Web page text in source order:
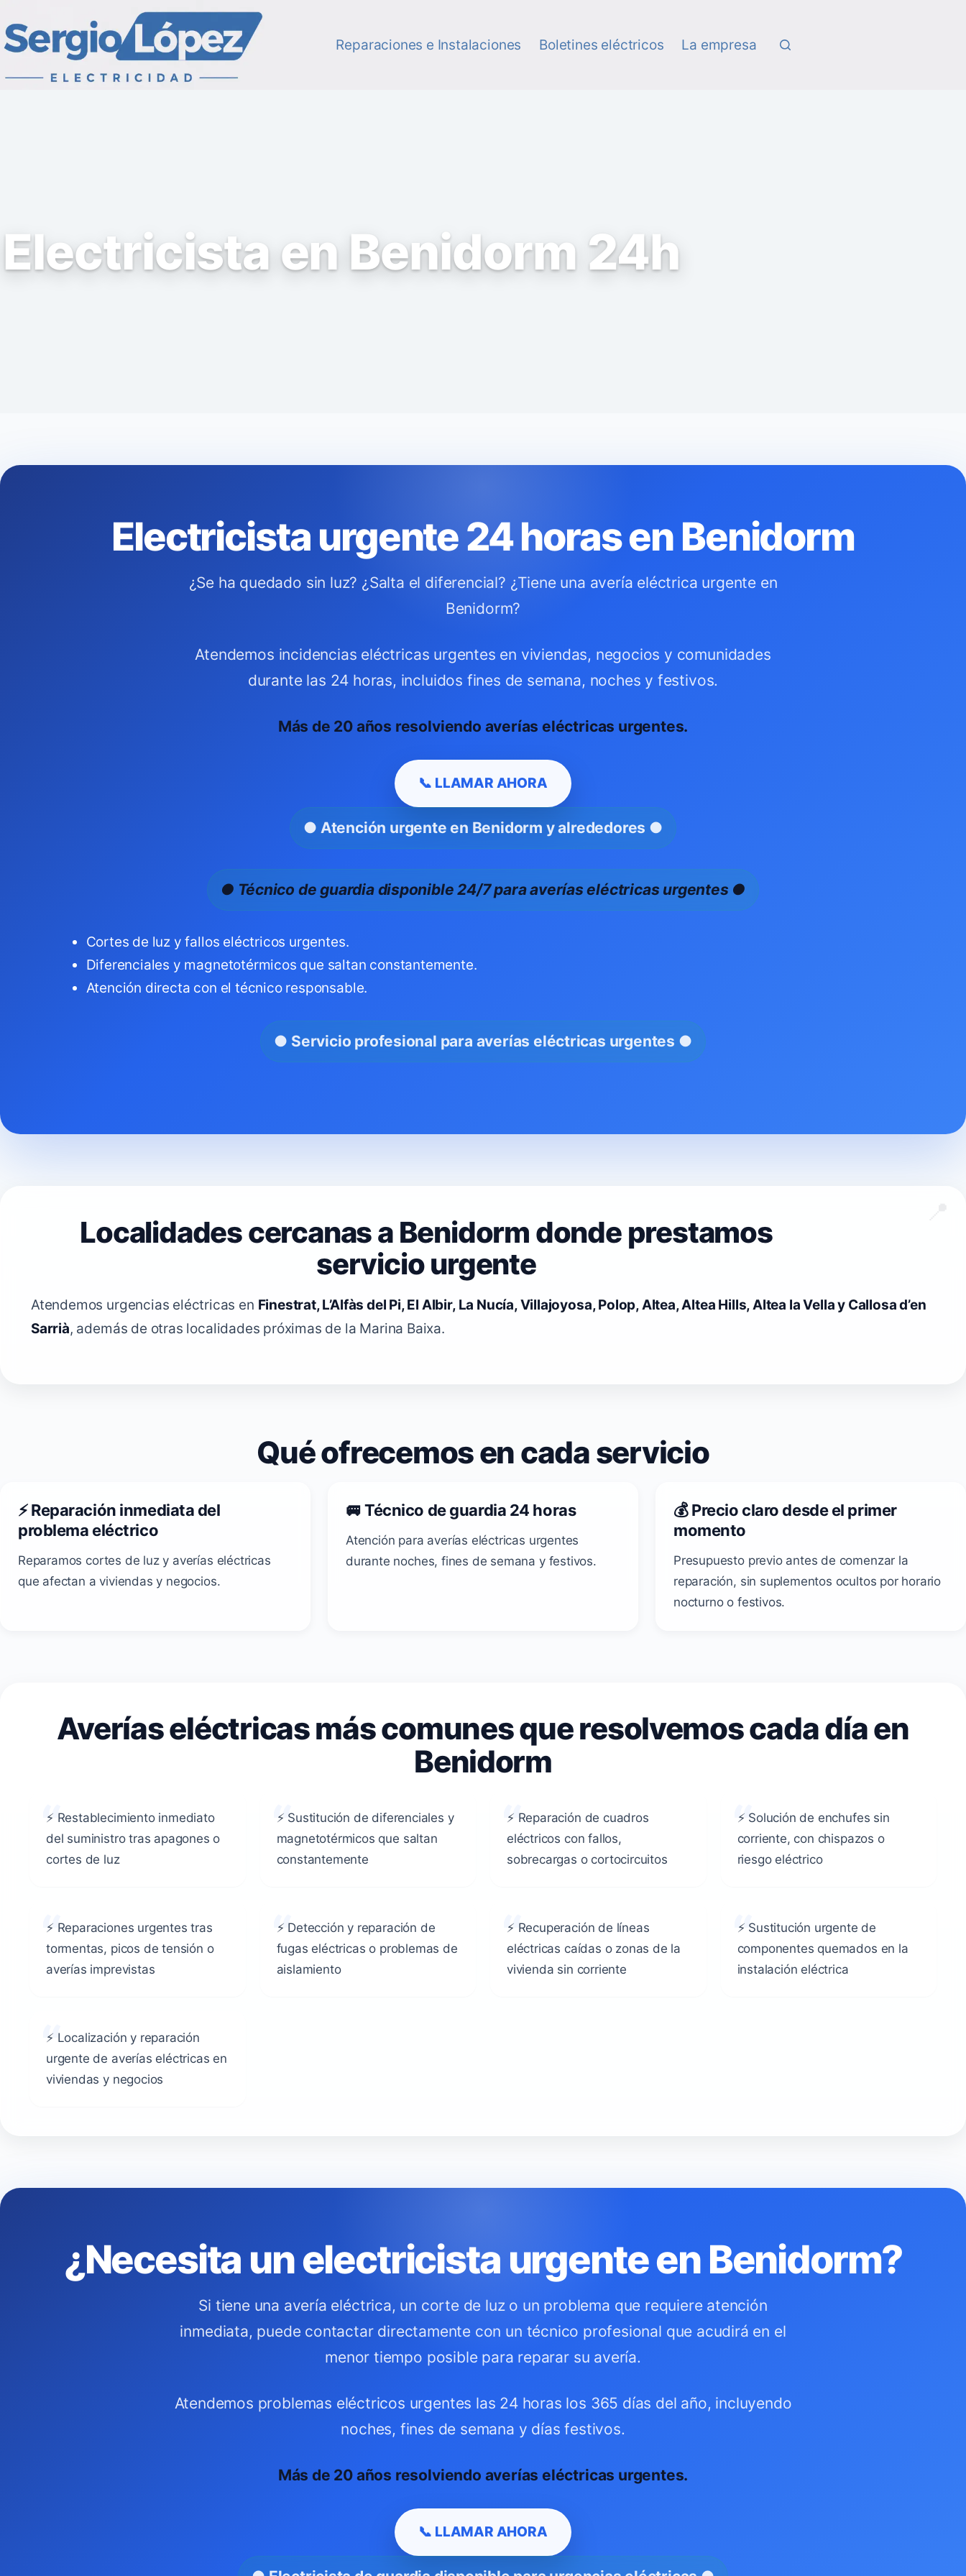
Reparaciones e Instalaciones Boletines eléctricos La empresa
Electricista en Benidorm 24h
Electricista urgente 24 horas en Benidorm
¿Se ha quedado sin luz? ¿Salta el diferencial? ¿Tiene una avería eléctrica urgente en
Benidorm?
Atendemos incidencias eléctricas urgentes en viviendas, negocios y comunidades
durante las 24 horas, incluidos fines de semana, noches y festivos.
Más de 20 años resolviendo averías eléctricas urgentes.
📞 LLAMAR AHORA
● Atención urgente en Benidorm y alrededores ●
● Técnico de guardia disponible 24/7 para averías eléctricas urgentes ●
Cortes de luz y fallos eléctricos urgentes.
Diferenciales y magnetotérmicos que saltan constantemente.
Atención directa con el técnico responsable.
● Servicio profesional para averías eléctricas urgentes ●
Localidades cercanas a Benidorm donde prestamos
servicio urgente
Atendemos urgencias eléctricas en Finestrat, L’Alfàs del Pi, El Albir, La Nucía, Villajoyosa, Polop, Altea, Altea Hills, Altea la Vella y Callosa d’en
Sarrià, además de otras localidades próximas de la Marina Baixa.
Qué ofrecemos en cada servicio
⚡ Reparación inmediata del
problema eléctrico
Reparamos cortes de luz y averías eléctricas
que afectan a viviendas y negocios.
🚐 Técnico de guardia 24 horas
Atención para averías eléctricas urgentes
durante noches, fines de semana y festivos.
💰 Precio claro desde el primer
momento
Presupuesto previo antes de comenzar la
reparación, sin suplementos ocultos por horario
nocturno o festivos.
Averías eléctricas más comunes que resolvemos cada día en
Benidorm
⚡ Restablecimiento inmediato
del suministro tras apagones o
cortes de luz
⚡ Sustitución de diferenciales y
magnetotérmicos que saltan
constantemente
⚡ Reparación de cuadros
eléctricos con fallos,
sobrecargas o cortocircuitos
⚡ Solución de enchufes sin
corriente, con chispazos o
riesgo eléctrico
⚡ Reparaciones urgentes tras
tormentas, picos de tensión o
averías imprevistas
⚡ Detección y reparación de
fugas eléctricas o problemas de
aislamiento
⚡ Recuperación de líneas
eléctricas caídas o zonas de la
vivienda sin corriente
⚡ Sustitución urgente de
componentes quemados en la
instalación eléctrica
⚡ Localización y reparación
urgente de averías eléctricas en
viviendas y negocios
¿Necesita un electricista urgente en Benidorm?
Si tiene una avería eléctrica, un corte de luz o un problema que requiere atención
inmediata, puede contactar directamente con un técnico profesional que acudirá en el
menor tiempo posible para reparar su avería.
Atendemos problemas eléctricos urgentes las 24 horas los 365 días del año, incluyendo
noches, fines de semana y días festivos.
Más de 20 años resolviendo averías eléctricas urgentes.
📞 LLAMAR AHORA